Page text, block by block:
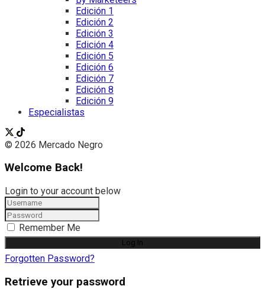
Edición 1
Edición 2
Edición 3
Edición 4
Edición 5
Edición 6
Edición 7
Edición 8
Edición 9
Especialistas
© 2026 Mercado Negro
Welcome Back!
Login to your account below
Remember Me
Forgotten Password?
Retrieve your password